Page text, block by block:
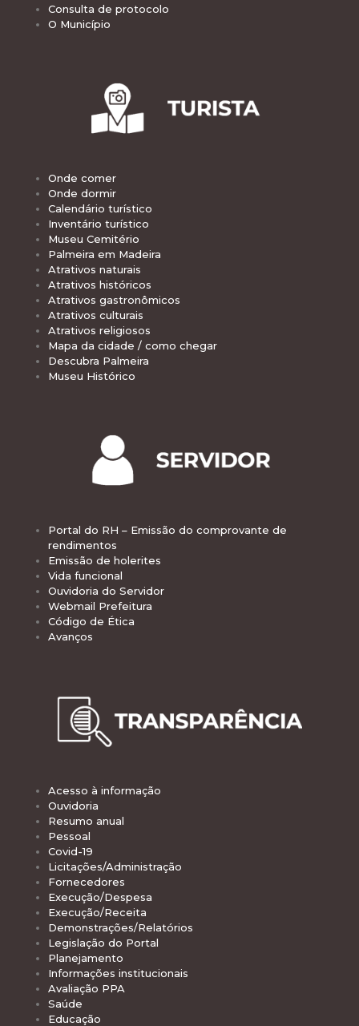
Consulta de protocolo
O Município
Onde comer
Onde dormir
Calendário turístico
Inventário turístico
Museu Cemitério
Palmeira em Madeira
Atrativos naturais
Atrativos históricos
Atrativos gastronômicos
Atrativos culturais
Atrativos religiosos
Mapa da cidade / como chegar
Descubra Palmeira
Museu Histórico
Portal do RH – Emissão do comprovante de
rendimentos
Emissão de holerites
Vida funcional
Ouvidoria do Servidor
Webmail Prefeitura
Código de Ética
Avanços
Acesso à informação
Ouvidoria
Resumo anual
Pessoal
Covid-19
Licitações/Administração
Fornecedores
Execução/Despesa
Execução/Receita
Demonstrações/Relatórios
Legislação do Portal
Planejamento
Informações institucionais
Avaliação PPA
Saúde
Educação